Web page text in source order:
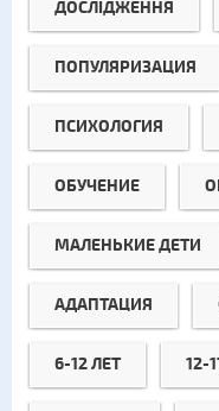
ДОСЛІДЖЕННЯ
ПОПУЛЯРИЗАЦИЯ
ПСИХОЛОГИЯ
ОБУЧЕНИЕ
МАЛЕНЬКИЕ ДЕТИ
АДАПТАЦИЯ
6-12 ЛЕТ 12-